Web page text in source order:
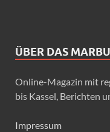
ÜBER DAS
Online-Magazin mit
bis Kassel, Berichten
Impressum